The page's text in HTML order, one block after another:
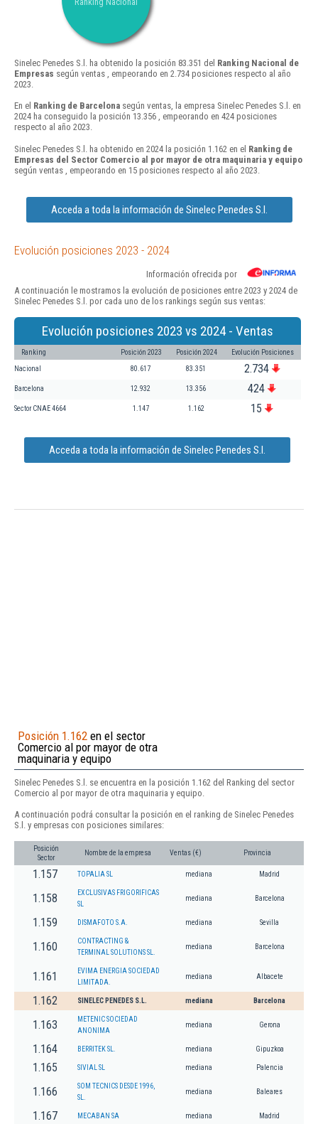
Sinelec Penedes S.l. ha obtenido la posición 83.351 del Ranking Nacional de
Empresas según ventas , empeorando en 2.734 posiciones respecto al año
2023.
En el Ranking de Barcelona según ventas, la empresa Sinelec Penedes S.l. en
2024 ha conseguido la posición 13.356 , empeorando en 424 posiciones
respecto al año 2023.
Sinelec Penedes S.l. ha obtenido en 2024 la posición 1.162 en el Ranking de
Empresas del Sector Comercio al por mayor de otra maquinaria y equipo
según ventas , empeorando en 15 posiciones respecto al año 2023.
Acceda a toda la información de Sinelec Penedes S.l.
Evolución posiciones 2023 - 2024
Información ofrecida por
A continuación le mostramos la evolución de posiciones entre 2023 y 2024 de
Sinelec Penedes S.l. por cada uno de los rankings según sus ventas:
Evolución posiciones 2023 vs 2024 - Ventas
Ranking Posición 2023 Posición 2024 Evolución Posiciones
Nacional 80.617 83.351 2.734
Barcelona 12.932 13.356 424
Sector CNAE 4664 1.147 1.162 15
Acceda a toda la información de Sinelec Penedes S.l.
Posición 1.162 en el sector
Comercio al por mayor de otra
maquinaria y equipo
Sinelec Penedes S.l. se encuentra en la posición 1.162 del Ranking del sector
Comercio al por mayor de otra maquinaria y equipo.
A continuación podrá consultar la posición en el ranking de Sinelec Penedes
S.l. y empresas con posiciones similares:
Posición
Sector
Nombre de la empresa Ventas (€) Provincia
1.157 TOPALIA SL mediana Madrid
1.158
EXCLUSIVAS FRIGORIFICAS
SL
mediana Barcelona
1.159 DISMAFOTO S.A. mediana Sevilla
1.160
CONTRACTING &
TERMINAL SOLUTIONS SL.
mediana Barcelona
1.161
EVIMA ENERGIA SOCIEDAD
LIMITADA.
mediana Albacete
1.162 SINELEC PENEDES S.L. mediana Barcelona
1.163
METENIC SOCIEDAD
ANONIMA
mediana Gerona
1.164 BERRITEK SL. mediana Gipuzkoa
1.165 SIVIAL SL mediana Palencia
1.166
SOM TECNICS DESDE 1996,
SL.
mediana Baleares
1.167 MECABAN SA mediana Madrid